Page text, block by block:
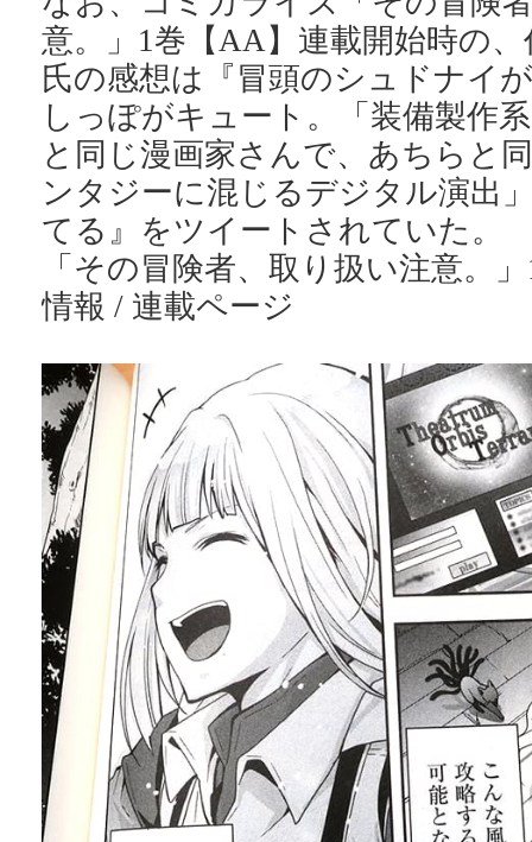
意。」1巻【AA】連載開始時の
氏の感想は『冒頭のシュドナイ
しっぽがキュート。「装備製作
と同じ漫画家さんで、あちらと
ンタジーに混じるデジタル演出
てる』をツイートされていた。
「その冒険者、取り扱い注意。
情報 / 連載ページ